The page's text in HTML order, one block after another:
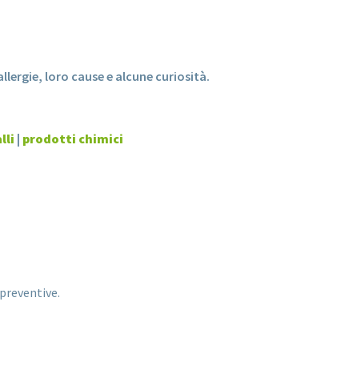
loro cause e alcune curiosità.
| prodotti chimici